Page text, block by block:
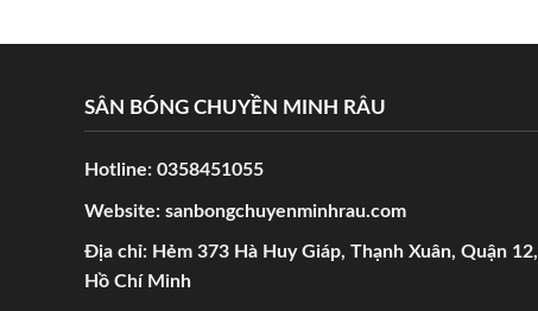
SÂN BÓNG CHUYỀN MINH RÂU
Hotline: 0358451055
Website: sanbongchuyenminhrau.com
Địa chỉ: Hẻm 373 Hà Huy Giáp, Thạnh Xuân, Quận 12,
Hồ Chí Minh